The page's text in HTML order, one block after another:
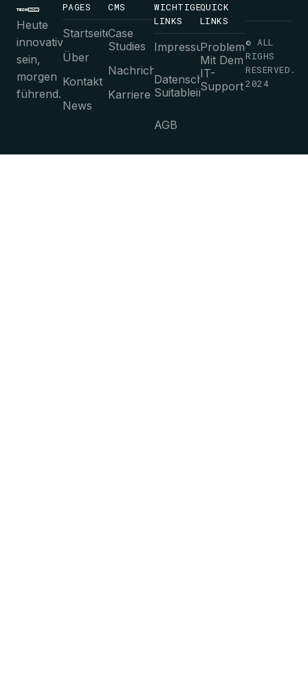
Heute
innovativ
sein,
morgen
führend.
PAGES
Startseite
Über
Kontakt
News
CMS
Case
Studies
Nachrichten
Karriere
WICHTIGE
LINKS
Impressum
Datenschutz-
Suitableimmungen
AGB
QUICK
LINKS
Probleme
Mit Dem
IT-
Support
© ALL
RIGHS
RESERVED.
2024